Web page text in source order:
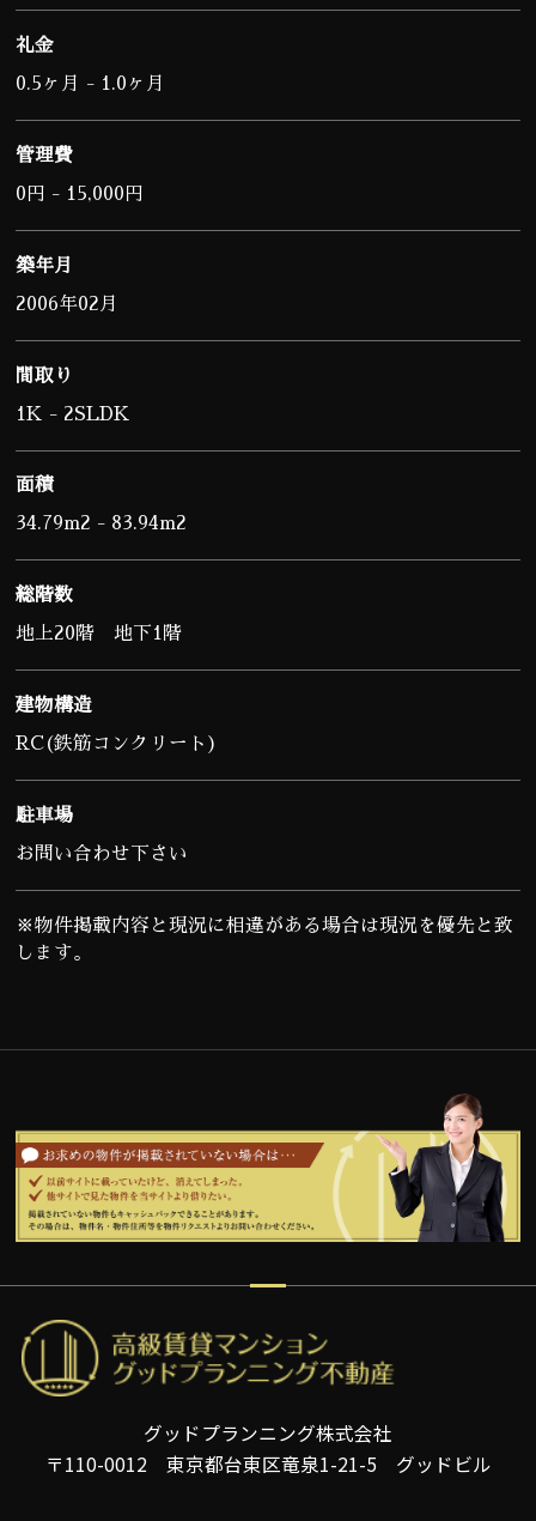
礼金
0.5ヶ月 - 1.0ヶ月
管理費
0円 - 15,000円
築年月
2006年02月
間取り
1K - 2SLDK
面積
34.79m2 - 83.94m2
総階数
地上20階 地下1階
建物構造
RC(鉄筋コンクリート)
駐車場
お問い合わせ下さい
※物件掲載内容と現況に相違がある場合は現況を優先と致
します。
グッドプランニング株式会社
〒110-0012 東京都台東区竜泉1-21-5 グッドビル